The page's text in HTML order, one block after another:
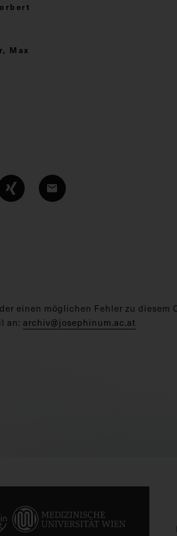
Max
einen möglichen Fehler zu diesem
an: archiv@josephinum.ac.at